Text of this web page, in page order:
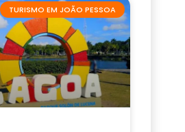
TURISMO EM JOÃO PESSOA